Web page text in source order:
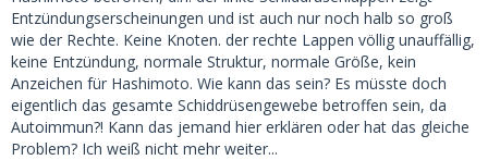
Entzündungserscheinungen und ist auch nur noch halb so groß
wie der Rechte. Keine Knoten. der rechte Lappen völlig unauffällig,
keine Entzündung, normale Struktur, normale Größe, kein
Anzeichen für Hashimoto. Wie kann das sein? Es müsste doch
eigentlich das gesamte Schiddrüsengewebe betroffen sein, da
Autoimmun?! Kann das jemand hier erklären oder hat das gleiche
Problem? Ich weiß nicht mehr weiter...